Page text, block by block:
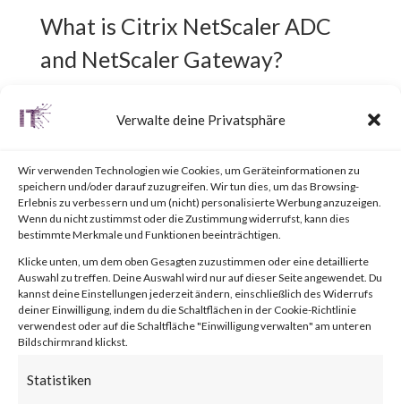
Verwalte deine Privatsphäre
Wir verwenden Technologien wie Cookies, um Geräteinformationen zu
speichern und/oder darauf zuzugreifen. Wir tun dies, um das Browsing-
Erlebnis zu verbessern und um (nicht) personalisierte Werbung anzuzeigen.
Wenn du nicht zustimmst oder die Zustimmung widerrufst, kann dies
bestimmte Merkmale und Funktionen beeinträchtigen.
Klicke unten, um dem oben Gesagten zuzustimmen oder eine detaillierte
Auswahl zu treffen. Deine Auswahl wird nur auf dieser Seite angewendet. Du
kannst deine Einstellungen jederzeit ändern, einschließlich des Widerrufs
deiner Einwilligung, indem du die Schaltflächen in der Cookie-Richtlinie
verwendest oder auf die Schaltfläche "Einwilligung verwalten" am unteren
Bildschirmrand klickst.
Statistiken
What is Citrix NetScaler ADC
and NetScaler Gateway?
Citrix NetScaler ADC,
is an Application Delivery
Controller (ADC) designed to
achieve secure and optimized
network traffic.
Citrix NetScaler Gateway,
previously known as Citrix